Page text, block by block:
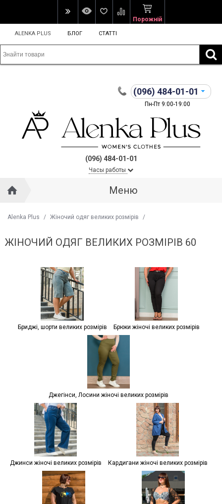
Порожній
ALENKA PLUS БЛОГ СТАТТІ
(096) 484-01-01
Пн-Пт 9:00-19:00
(096) 484-01-01
Часы работы
Меню
Alenka Plus / Жіночий одяг великих розмірів /
ЖІНОЧИЙ ОДЯГ ВЕЛИКИХ РОЗМІРІВ 60
Бриджі, шорти великих розмірів Брюки жіночі великих розмірів
Джегінси, Лосини жіночі великих розмірів
Джинси жіночі великих розмірів Кардигани жіночі великих розмірів